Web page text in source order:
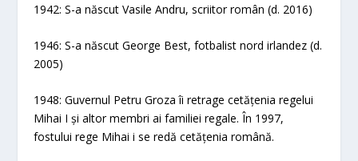
1942: S-a născut Vasile Andru, scriitor român (d. 2016)
1946: S-a născut George Best, fotbalist nord irlandez (d.
2005)
1948: Guvernul Petru Groza îi retrage cetățenia regelui
Mihai I și altor membri ai familiei regale. În 1997,
fostului rege Mihai i se redă cetățenia română.